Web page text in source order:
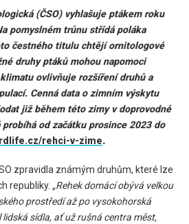
(ČSO) vyhlašuje ptákem roku
pomyslném trůnu střídá poláka
čestného titulu chtějí ornitologové
druhy ptáků mohou napomoci
ovlivňuje rozšíření druhů a
Cenná data o zimním výskytu
již během této zimy v doprovodné
od začátku prosince 2023 do
rehci-v-zime.
zpravidla známým druhům, které lze
republiky. „Rehek domácí obývá velkou
prostředí až po vysokohorská
sídla, ať už rušná centra měst,